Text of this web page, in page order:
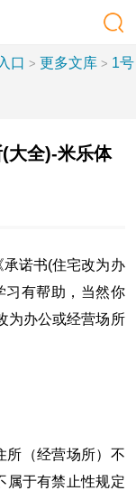
口 > 更多文库 > 1号
大全)-米乐体
诺书(住宅改为办
习有帮助，当然你
为办公或经营场所
所（经营场所）不
属于有禁止性规定